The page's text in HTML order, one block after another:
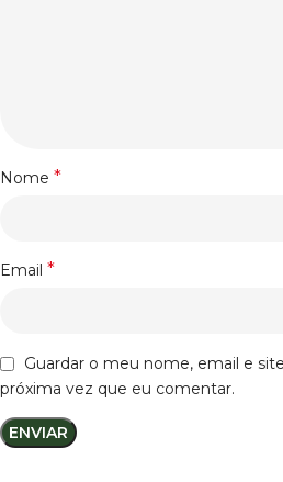
Nome *
Email *
Guardar o meu nome, email e
próxima vez que eu comentar.